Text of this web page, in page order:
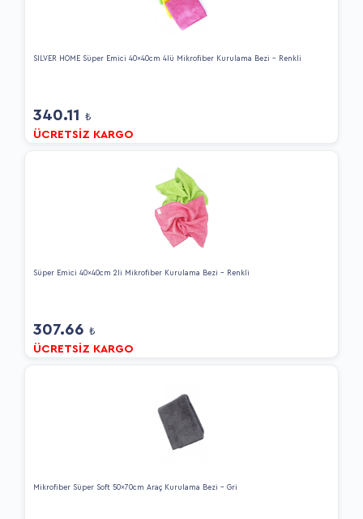
SİLVER HOME Süper Emici 40x40cm 4lü Mikrofiber Kurulama Bezi - Renkli
340.11
₺
ÜCRETSİZ KARGO
Süper Emici 40x40cm 2li Mikrofiber Kurulama Bezi - Renkli
307.66 ₺
ÜCRETSİZ KARGO
Mikrofiber Süper Soft 50x70cm Araç Kurulama Bezi - Gri